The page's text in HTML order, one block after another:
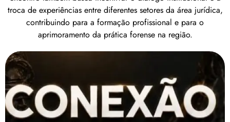
troca de experiências entre diferentes setores da área jurídica,
contribuindo para a formação profissional e para o
aprimoramento da prática forense na região.